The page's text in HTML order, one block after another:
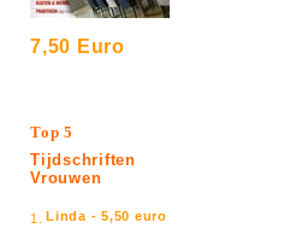
7,50 Euro
Top 5
Tijdschriften
Vrouwen
1. Linda - 5,50 euro